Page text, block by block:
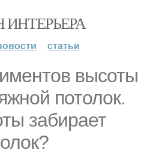
статьи
высоты
потолок.
забирает